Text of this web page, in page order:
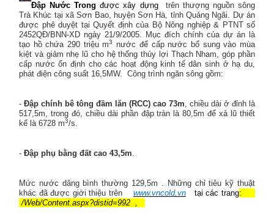
Đập Nước Trong được xây dựng
trên thượng nguồn sông
Trà Khúc tại xã Sơn Bao, huyện Sơn Hà, tỉnh Quảng Ngãi. Dự án
được phê duyệt tại Quyết định của Bộ Nông nghiệp & PTNT số
2452QĐ/BNN-XD ngày 21/9/2005. Mục đích chính của dự án là
tạo hồ chứa 290 triệu m3
nước để cấp nước bổ sung vào mùa
kiệt và giảm nhẹ lũ cho hệ thống thủy lợi Thạch Nham, góp phần
cấp nước ổn định cho các hoạt động kinh tế dân sinh ở hạ du,
phát điện công suất 16,5MW. Công trình ngăn sông gồm:
- Đập chính bê tông đầm lăn (RCC) cao 73m, chiều dài ở đỉnh là
517,5m, trong đó, chiều dài phần đập tràn là 80,5m để xả lũ thiết
kế là 6728 m3/s.
- Đập phụ bằng đất cao 43,5m.
Mức nước dâng bình thường 129,5m . Những chỉ tiêu kỹ thuật
khác đã được giới thiệu trên
www.vncold.vn tại các trang:
/Web/Content.aspx?distid=992 ,